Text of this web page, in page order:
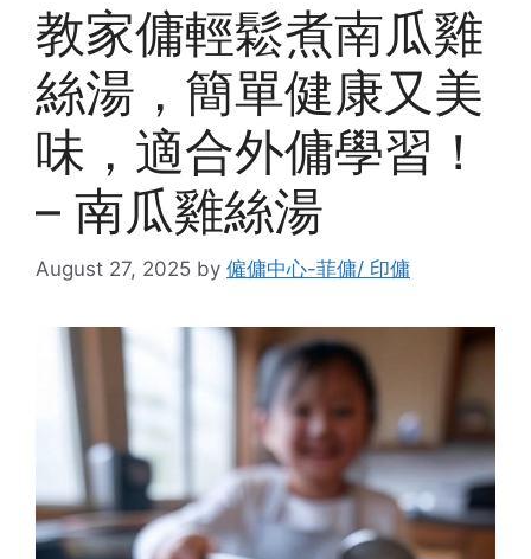
教家傭輕鬆煮南瓜雞
絲湯，簡單健康又美
味，適合外傭學習！
– 南瓜雞絲湯
August 27, 2025 by 僱傭中心-菲傭/ 印傭